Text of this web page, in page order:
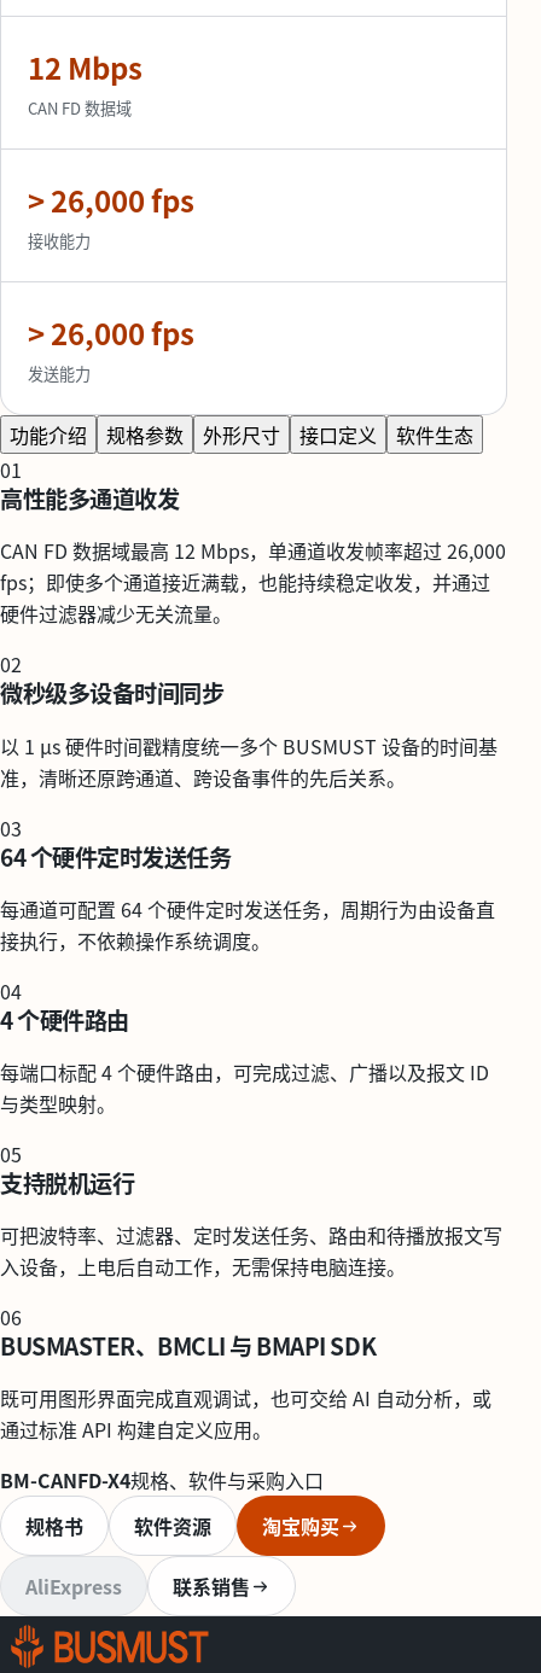
12 Mbps
CAN FD 数据域
> 26,000 fps
接收能力
> 26,000 fps
发送能力
功能介绍 规格参数 外形尺寸 接口定义
软件生态
01
高性能多通道收发
CAN FD 数据域最高 12 Mbps，单通道收发帧率超过 26,000
fps；即使多个通道接近满载，也能持续稳定收发，并通过
硬件过滤器减少无关流量。
02
微秒级多设备时间同步
以 1 μs 硬件时间戳精度统一多个 BUSMUST 设备的时间基
准，清晰还原跨通道、跨设备事件的先后关系。
03
64 个硬件定时发送任务
每通道可配置 64 个硬件定时发送任务，周期行为由设备直
接执行，不依赖操作系统调度。
04
4 个硬件路由
每端口标配 4 个硬件路由，可完成过滤、广播以及报文 ID
与类型映射。
05
支持脱机运行
可把波特率、过滤器、定时发送任务、路由和待播放报文写
入设备，上电后自动工作，无需保持电脑连接。
06
BUSMASTER、BMCLI 与 BMAPI SDK
既可用图形界面完成直观调试，也可交给 AI 自动分析，或
通过标准 API 构建自定义应用。
BM-CANFD-X4规格、软件与采购入口
规格书
软件资源 淘宝购买
AliExpress 联系销售